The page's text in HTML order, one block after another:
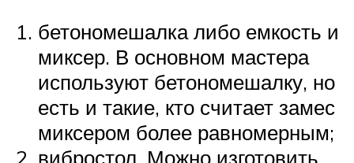
бетономешалка либо емкость и
миксер. В основном мастера
используют бетономешалку, но
есть и такие, кто считает замес
миксером более равномерным;
вибростол. Можно изготовить